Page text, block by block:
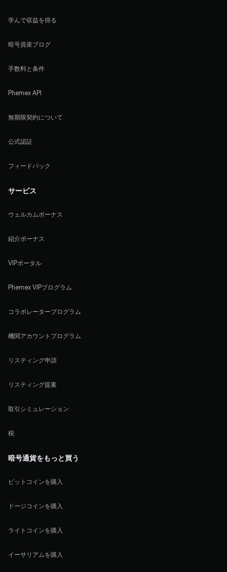
学んで収益を得る
暗号資産ブログ
手数料と条件
Phemex API
無期限契約について
公式認証
フィードバック
サービス
ウェルカムボーナス
紹介ボーナス
VIPポータル
Phemex VIPプログラム
コラボレータープログラム
機関アカウントプログラム
リスティング申請
リスティング提案
取引シミュレーション
税
暗号通貨をもっと買う
ビットコインを購入
ドージコインを購入
ライトコインを購入
イーサリアムを購入